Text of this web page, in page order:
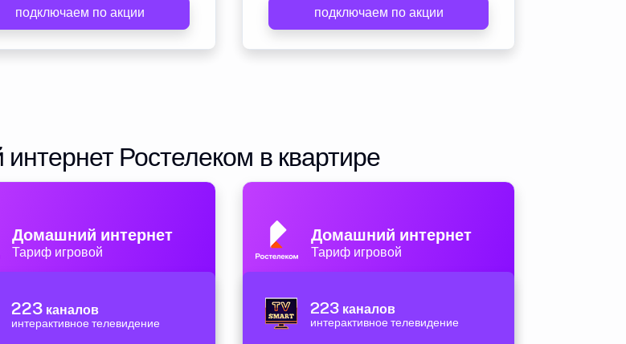
подключаем по акции подключаем по акции
Ростелеком в квартире
Домашний интернет
Тариф игровой
223 каналов
интерактивное телевидение
Домашний интернет
Тариф игровой
223 каналов
интерактивное телевидение